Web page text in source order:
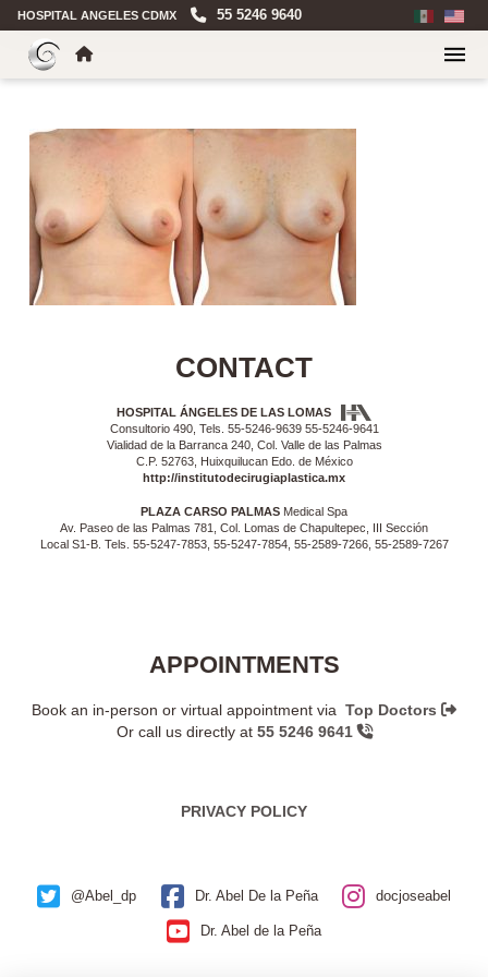
HOSPITAL ANGELES CDMX 55 5246 9640
CONTACT
HOSPITAL ÁNGELES DE LAS LOMAS
Consultorio 490, Tels. 55-5246-9639 55-5246-9641
Vialidad de la Barranca 240, Col. Valle de las Palmas
C.P. 52763, Huixquilucan Edo. de México
http://institutodecirugiaplastica.mx
PLAZA CARSO PALMAS Medical Spa
Av. Paseo de las Palmas 781, Col. Lomas de Chapultepec, III Sección
Local S1-B. Tels. 55-5247-7853, 55-5247-7854, 55-2589-7266, 55-2589-7267
APPOINTMENTS
Book an in-person or virtual appointment via Top Doctors
Or call us directly at 55 5246 9641
PRIVACY POLICY
@Abel_dp Dr. Abel De la Peña docjoseabel
Dr. Abel de la Peña